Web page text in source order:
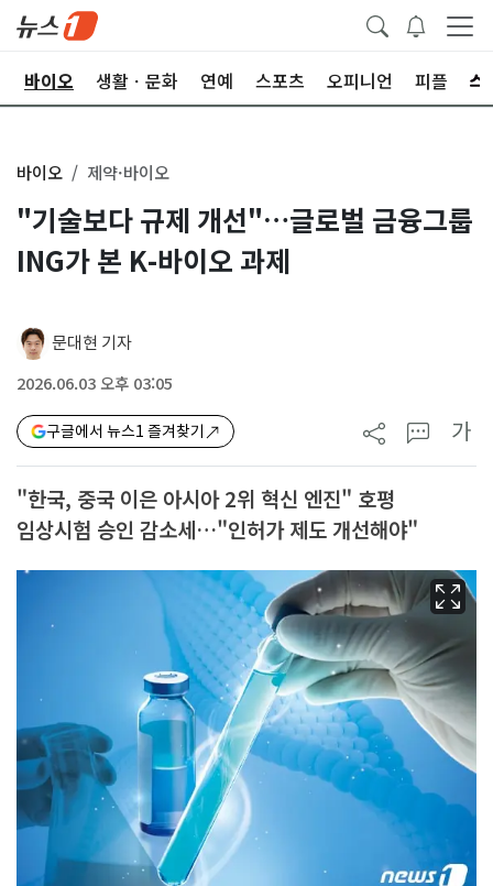
바이오 생활ㆍ문화 연예 스포츠 오피니언 피플
바이오 제약·바이오
"기술보다 규제 개선"…글로벌 금융그룹
ING가 본 K-바이오 과제
문대현 기자
2026.06.03 오후 03:05
구글에서 뉴스1 즐겨찾기 가
"한국, 중국 이은 아시아 2위 혁신 엔진" 호평
임상시험 승인 감소세…"인허가 제도 개선해야"